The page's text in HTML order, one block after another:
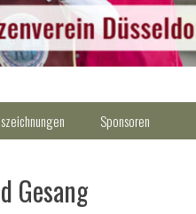
Sponsoren
Gesang